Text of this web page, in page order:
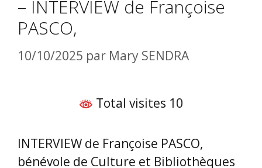
– INTERVIEW de Françoise
PASCO,
10/10/2025 par Mary SENDRA
Total visites 10
INTERVIEW de Françoise PASCO,
bénévole de Culture et Bibliothèques